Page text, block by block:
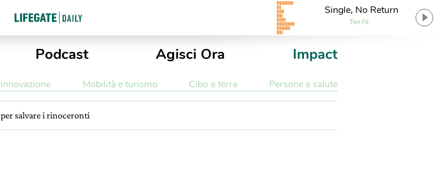
Single, No Return
Ten Fé
Podcast Agisci Ora Impact
Mobilità e turismo Cibo e terra Persone e salute
salvare i rinoceronti